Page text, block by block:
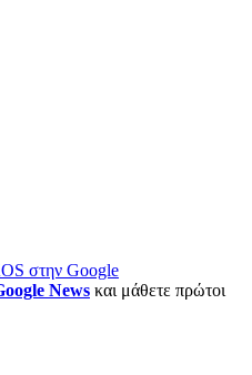
στην Google
News και μάθετε πρώτοι